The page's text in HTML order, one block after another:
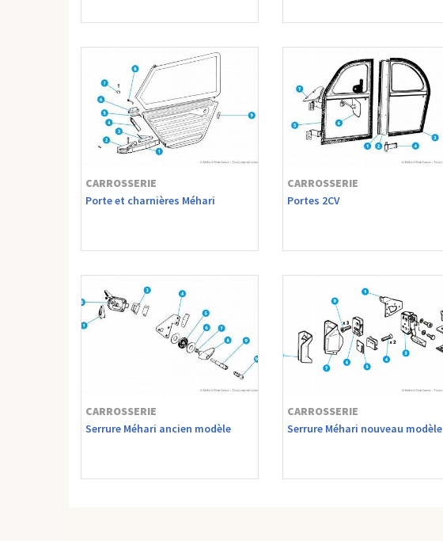
CARROSSERIE
Porte et charnières Méhari
CARROSSERIE
Portes 2CV
CARROSSERIE
Serrure Méhari ancien modèle
CARROSSERIE
Serrure Méhari nouveau modèle